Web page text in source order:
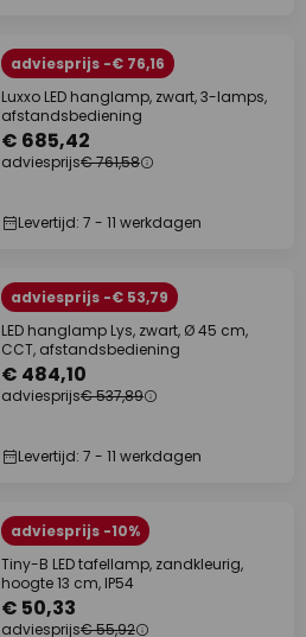
adviesprijs -€ 76,16
Luxxo LED hanglamp, zwart, 3-lamps,
afstandsbediening
€ 685,42
adviesprijs€ 761,58
Levertijd: 7 - 11 werkdagen
adviesprijs -€ 53,79
LED hanglamp Lys, zwart, Ø 45 cm,
CCT, afstandsbediening
€ 484,10
adviesprijs€ 537,89
Levertijd: 7 - 11 werkdagen
adviesprijs -10%
Tiny-B LED tafellamp, zandkleurig,
hoogte 13 cm, IP54
€ 50,33
adviesprijs€ 55,92